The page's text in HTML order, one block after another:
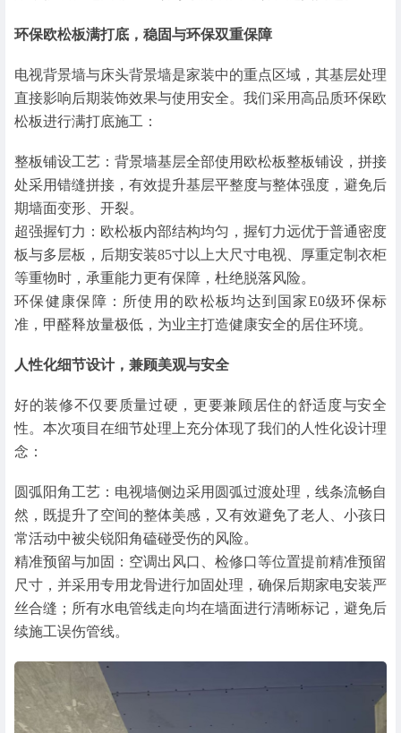
环保欧松板满打底，稳固与环保双重保障
电视背景墙与床头背景墙是家装中的重点区域，其基层处理
直接影响后期装饰效果与使用安全。我们采用高品质环保欧
松板进行满打底施工：
整板铺设工艺：背景墙基层全部使用欧松板整板铺设，拼接
处采用错缝拼接，有效提升基层平整度与整体强度，避免后
期墙面变形、开裂。
超强握钉力：欧松板内部结构均匀，握钉力远优于普通密度
板与多层板，后期安装85寸以上大尺寸电视、厚重定制衣柜
等重物时，承重能力更有保障，杜绝脱落风险。
环保健康保障：所使用的欧松板均达到国家E0级环保标
准，甲醛释放量极低，为业主打造健康安全的居住环境。
人性化细节设计，兼顾美观与安全
好的装修不仅要质量过硬，更要兼顾居住的舒适度与安全
性。本次项目在细节处理上充分体现了我们的人性化设计理
念：
圆弧阳角工艺：电视墙侧边采用圆弧过渡处理，线条流畅自
然，既提升了空间的整体美感，又有效避免了老人、小孩日
常活动中被尖锐阳角磕碰受伤的风险。
精准预留与加固：空调出风口、检修口等位置提前精准预留
尺寸，并采用专用龙骨进行加固处理，确保后期家电安装严
丝合缝；所有水电管线走向均在墙面进行清晰标记，避免后
续施工误伤管线。